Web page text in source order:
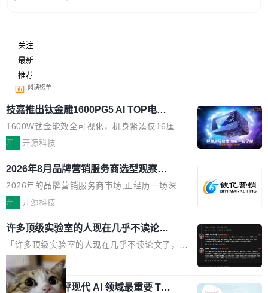
关注
最新
推荐
阅读榜单
技嘉推出钛金雕1600PG5 AI TOP电
源：为发烧级主机与本地AI算力打造旗
舰供电方案
1600W钛金能效全可视化，机身紧凑仅16厘米
继2026台北电脑展首度亮相后，技嘉科技近日正
电源专为发烧级DIY主机与本地AI算力平台打
造，整机长度仅16厘米，提供1600W额定功率
与80PLUS钛金能效；支持ATX 3.1与PCIe 5.1
实时LCD监控屏，可充分满足当下高阶PC主机
的严苛使用需求。 澎湃功率，紧凑机身 钛金雕1
600PG5 AI TOP具备强悍输出功率，同时实现
机身尺寸大幅精简。整机长度仅16厘米，属于同
功率段机身尺寸十分紧凑的1600W电源产品。小
开 开源科技
2026年8月品牌营销服务商选型观察：
从流量思维到品牌资产思维的范式转移
2026年的品牌营销服务商市场,正经历一场深刻
的价值重构。全球全案品牌代理机构市场从2025
复合增长率达5.44%,预计2032年将突破120亿美
元。数字广告与公共关系相关服务市场更是从20
25年的8463亿美元扩张至2026年的8763亿美
元。数字的背后是一个清晰的事实——品牌对专
业化营销服务的需求从未如此迫切。 但市场扩容
开 开源科技
许多顶级实验室的人现在几乎不读论文
了
「许多顶级实验室的人现在几乎不读论文了，而
且他们认为 ICLR/ICML/NeurIPS 充斥着大量过
度宣传和欺诈。」 OpenAI 研究员 Keller Jorda
n 这条推文引发了广泛讨论。他不是在说风凉
局
xAI 前工程师评现代 AI 领域最重要 Top